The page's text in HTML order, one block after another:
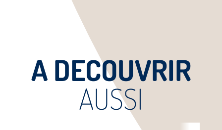
A DECOUVRIR
AUSSI